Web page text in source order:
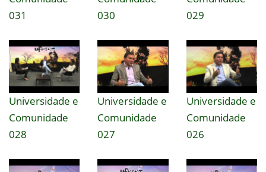
031
030
029
Universidade e
Comunidade
028
Universidade e
Comunidade
027
Universidade e
Comunidade
026